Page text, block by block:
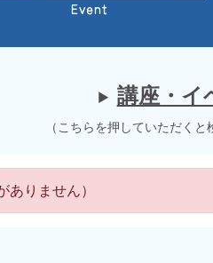
講座・イ
（こちらを押していただく
ありません）